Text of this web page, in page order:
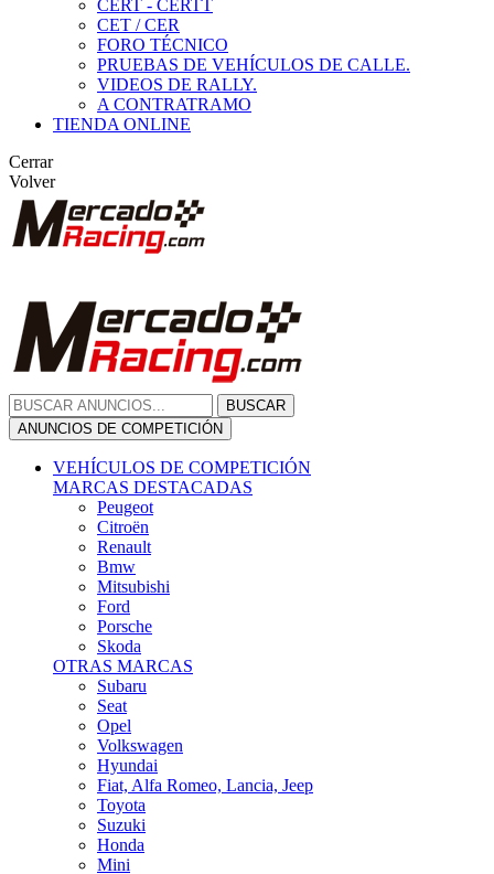
CERT - CERTT
CET / CER
FORO TÉCNICO
PRUEBAS DE VEHÍCULOS DE CALLE.
VIDEOS DE RALLY.
A CONTRATRAMO
TIENDA ONLINE
Cerrar
Volver
BUSCAR
ANUNCIOS DE COMPETICIÓN
VEHÍCULOS DE COMPETICIÓN
MARCAS DESTACADAS
Peugeot
Citroën
Renault
Bmw
Mitsubishi
Ford
Porsche
Skoda
OTRAS MARCAS
Subaru
Seat
Opel
Volkswagen
Hyundai
Fiat, Alfa Romeo, Lancia, Jeep
Toyota
Suzuki
Honda
Mini
Dacia